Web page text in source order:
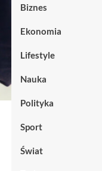
Biznes
Ekonomia
Lifestyle
Nauka
Polityka
Sport
Świat